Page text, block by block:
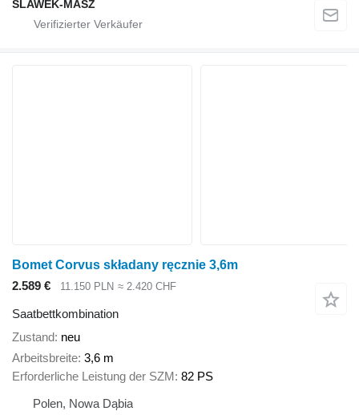
SLAWEK-MASZ
Bomet Corvus składany ręcznie 3,6m
2.589 €
11.150 PLN ≈ 2.420 CHF
Saatbettkombination
Zustand neu
Arbeitsbreite 3,6 m
Erforderliche Leistung der SZM 82 PS
Polen, Nowa Dąbia